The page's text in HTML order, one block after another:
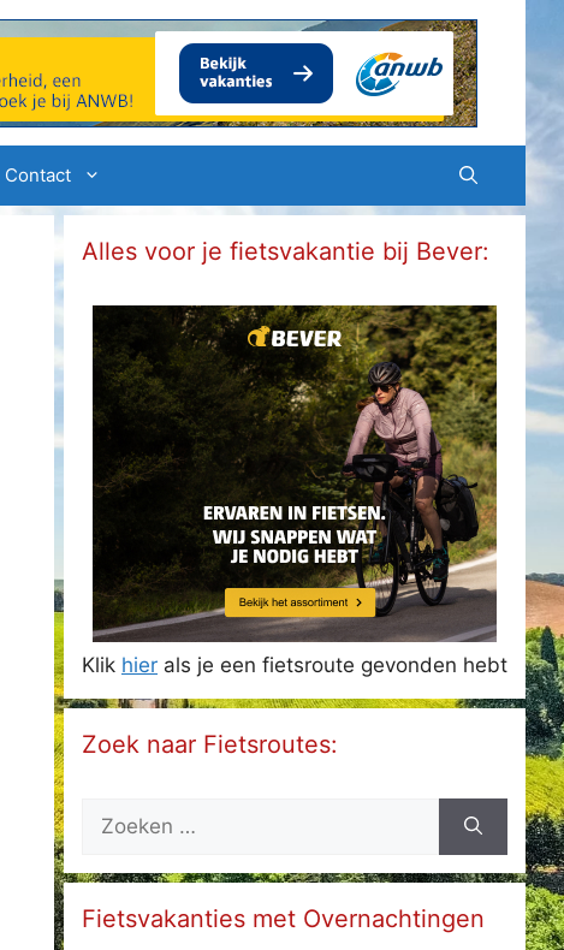
Contact
Alles voor je fietsvakantie bij Bever:
Klik hier als je een fietsroute gevonden hebt
Zoek naar Fietsroutes:
Zoek
Fietsvakanties met Overnachtingen